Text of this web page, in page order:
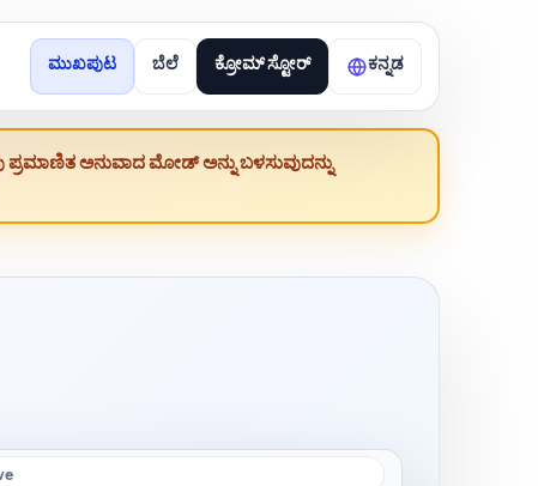
ಮುಖಪುಟ ಬೆಲೆ ಕ್ರೋಮ್ ಸ್ಟೋರ್ ಕನ್ನಡ
ಅನುವಾದ ಮೋಡ್ ಅನ್ನು ಬಳಸುವುದನ್ನು